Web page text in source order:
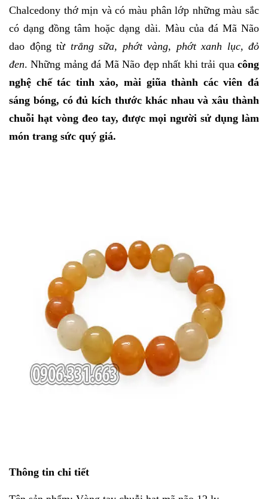
Chalcedony thớ mịn và có màu phân lớp những màu sắc
có dạng đồng tâm hoặc dạng dài. Màu của đá Mã Não
dao động từ trắng sữa, phớt vàng, phớt xanh lục, đỏ
đen. Những mảng đá Mã Não đẹp nhất khi trải qua công
nghệ chế tác tinh xảo, mài giũa thành các viên đá
sáng bóng, có đủ kích thước khác nhau và xâu thành
chuỗi hạt vòng đeo tay, được mọi người sử dụng làm
món trang sức quý giá.
Thông tin chi tiết